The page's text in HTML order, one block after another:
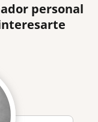
personal